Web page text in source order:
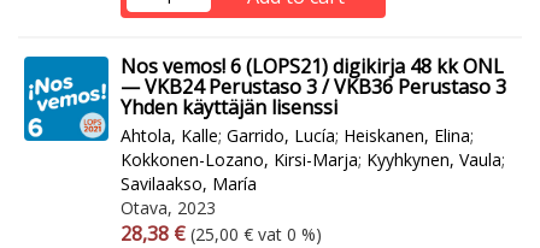
Nos vemos! 6 (LOPS21) digikirja 48 kk ONL
— VKB24 Perustaso 3 / VKB36 Perustaso 3
Yhden käyttäjän lisenssi
Ahtola, Kalle; Garrido, Lucía; Heiskanen, Elina;
Kokkonen-Lozano, Kirsi-Marja; Kyyhkynen, Vaula;
Savilaakso, María
Otava, 2023
Arvonlisäverollinen hinta
28,38 € Excl. vat
(25,00 € vat 0 %)